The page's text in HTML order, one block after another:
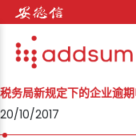
Skip to content
税务局新规定下的企业逾
20/10/2017